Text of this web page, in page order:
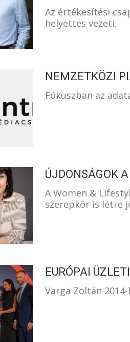
Az értékesítési
helyettes vezeti.
NEMZETKÖZI
Fókuszban az
ÚJDONSÁGOK
A Women &
szerepkör is létre
EURÓPAI
Varga Zoltán